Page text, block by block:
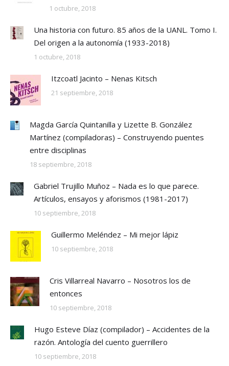
1 octubre, 2018
Una historia con futuro. 85 años de la UANL. Tomo I.
Del origen a la autonomía (1933-2018)
1 octubre, 2018
Itzcoatl Jacinto – Nenas Kitsch
21 septiembre, 2018
Magda García Quintanilla y Lizette B. González
Martínez (compiladoras) – Construyendo puentes
entre disciplinas
18 septiembre, 2018
Gabriel Trujillo Muñoz – Nada es lo que parece.
Artículos, ensayos y aforismos (1981-2017)
10 septiembre, 2018
Guillermo Meléndez – Mi mejor lápiz
10 septiembre, 2018
Cris Villarreal Navarro – Nosotros los de
entonces
10 septiembre, 2018
Hugo Esteve Díaz (compilador) – Accidentes de la
razón. Antología del cuento guerrillero
10 septiembre, 2018